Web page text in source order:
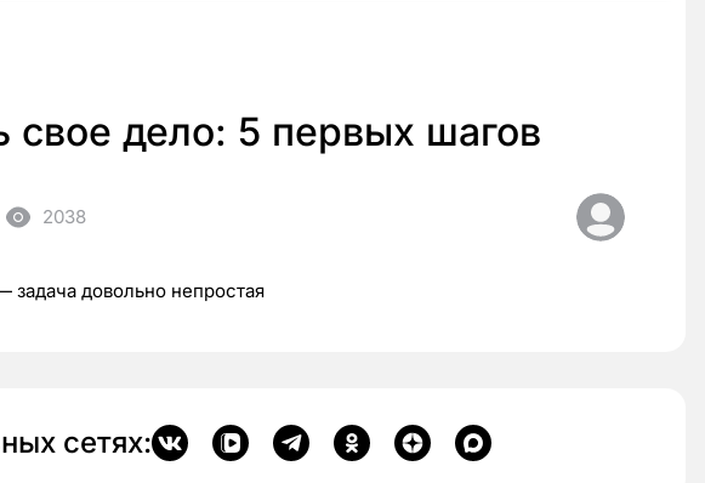
свое дело: 5 первых шагов
2038
задача довольно непростая
сетях: